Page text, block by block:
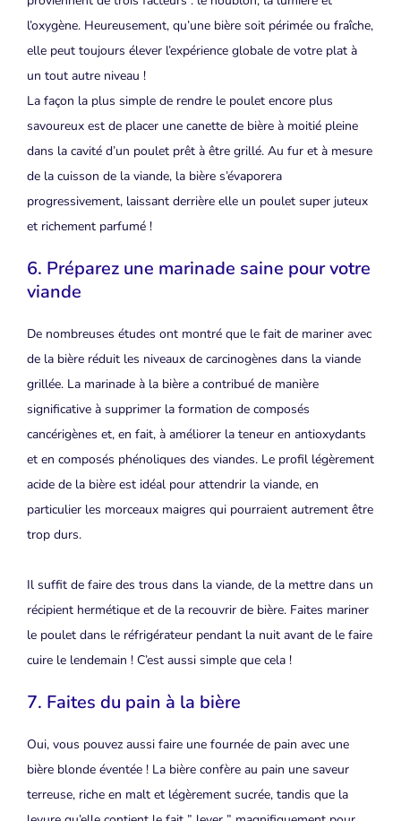
l’oxygène. Heureusement, qu’une bière soit périmée ou fraîche,
elle peut toujours élever l’expérience globale de votre plat à
un tout autre niveau !
La façon la plus simple de rendre le poulet encore plus
savoureux est de placer une canette de bière à moitié pleine
dans la cavité d’un poulet prêt à être grillé. Au fur et à mesure
de la cuisson de la viande, la bière s’évaporera
progressivement, laissant derrière elle un poulet super juteux
et richement parfumé !
6. Préparez une marinade saine pour votre
viande
De nombreuses études ont montré que le fait de mariner avec
de la bière réduit les niveaux de carcinogènes dans la viande
grillée. La marinade à la bière a contribué de manière
significative à supprimer la formation de composés
cancérigènes et, en fait, à améliorer la teneur en antioxydants
et en composés phénoliques des viandes. Le profil légèrement
acide de la bière est idéal pour attendrir la viande, en
particulier les morceaux maigres qui pourraient autrement être
trop durs.
Il suffit de faire des trous dans la viande, de la mettre dans un
récipient hermétique et de la recouvrir de bière. Faites mariner
le poulet dans le réfrigérateur pendant la nuit avant de le faire
cuire le lendemain ! C’est aussi simple que cela !
7. Faites du pain à la bière
Oui, vous pouvez aussi faire une fournée de pain avec une
bière blonde éventée ! La bière confère au pain une saveur
terreuse, riche en malt et légèrement sucrée, tandis que la